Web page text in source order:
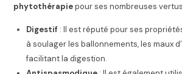
phytothérapiepour ses nombreuses
Digestif : Il est réputé pour ses
à soulager les ballonnements, les maux
facilitant la digestion.